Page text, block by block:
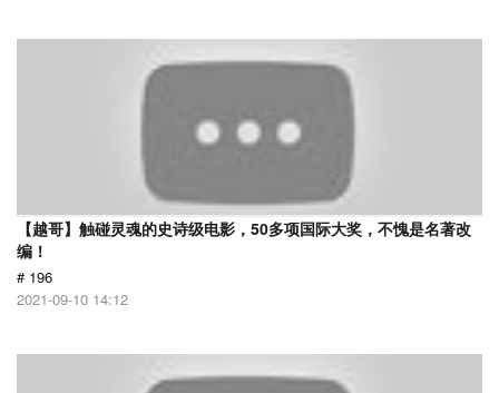
【越哥】触碰灵魂的史诗级电影，50多项国际大奖，不愧是名著改
编！
# 196
2021-09-10 14:12